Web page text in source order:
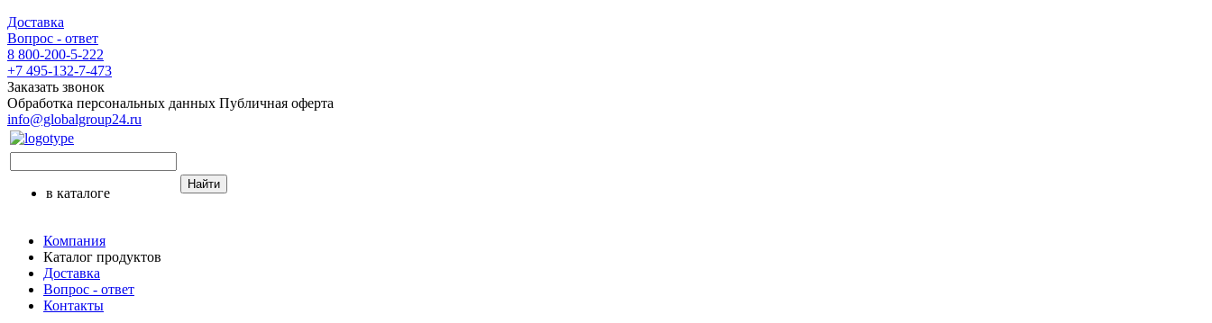
Доставка
Вопрос - ответ
8 800-200-5-222
+7 495-132-7-473
Заказать звонок
Обработка персональных данных Публичная оферта
info@globalgroup24.ru
в каталоге
Найти
Компания
Каталог продуктов
Доставка
Вопрос - ответ
Контакты